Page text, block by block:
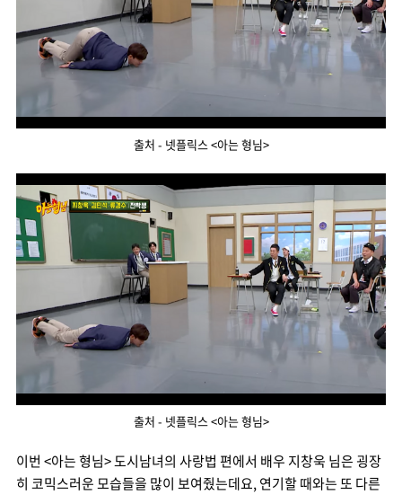
출처 - 넷플릭스 <아는 형님>
출처 - 넷플릭스 <아는 형님>
이번 <아는 형님> 도시남녀의 사랑법 편에서 배우 지창욱 님은 굉장
히 코믹스러운 모습들을 많이 보여줬는데요, 연기할 때와는 또 다른